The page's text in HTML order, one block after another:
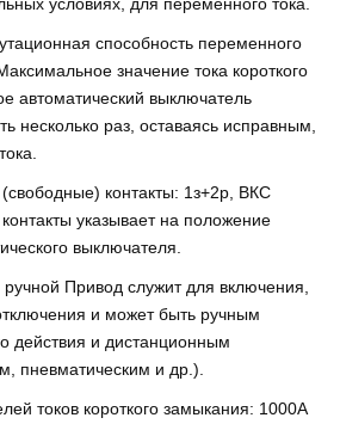
условиях, для переменного тока.
способность переменного
значение тока короткого
автоматический выключатель
несколько раз, оставаясь исправным,
контакты: 1з+2р, ВКС
указывает на положение
выключателя.
ручной Привод служит для включения,
и может быть ручным
действия и дистанционным
пневматическим и др.).
токов короткого замыкания: 1000А